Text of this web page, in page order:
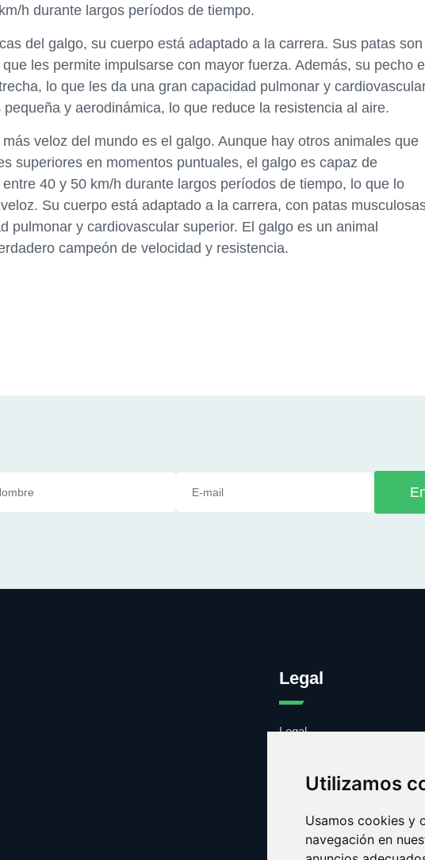
Utilizamos
Usamos cookies y
navegación en
h durante largos períodos de tiempo.
del galgo, su cuerpo está adaptado a la carrera. Sus patas son
les permite impulsarse con mayor fuerza. Además, su pecho
lo que les da una gran capacidad pulmonar y
y aerodinámica, lo que reduce la resistencia al aire.
veloz del mundo es el galgo. Aunque hay otros animales que
superiores en momentos puntuales, el galgo es capaz de
40 y 50 km/h durante largos períodos de tiempo, lo que lo
Su cuerpo está adaptado a la carrera, con patas
pulmonar y cardiovascular superior. El galgo es un animal
campeón de velocidad y resistencia.
Legal
Legal
Contacto